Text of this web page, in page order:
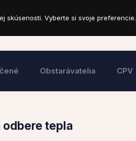
Obstarávatelia CPV
odbere tepla
skúsenosti. Vyberte si svoje preferencie.